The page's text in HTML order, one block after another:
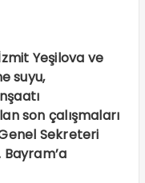
Yeşilova ve
suyu,
son çalışmaları
Sekreteri